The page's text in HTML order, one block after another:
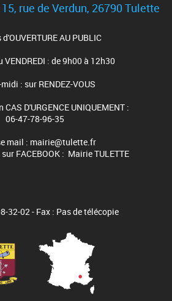
rue de Verdun, 26790 Tulette
AU PUBLIC
VENDREDI : de 9h00 à 12h30
: sur RENDEZ-VOUS
CAS D'URGENCE UNIQUEMENT :
06-47-78-96-35
mail : mairie@tulette.fr
FACEBOOK : Mairie TULETTE
32-02 - Fax : Pas de télécopie